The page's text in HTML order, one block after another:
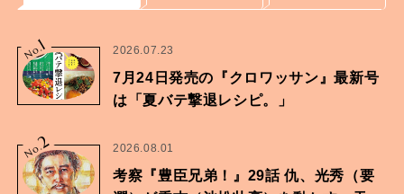
No.
1 2026.07.23
7月24日発売の『クロワッサン』最新号
は「夏バテ撃退レシピ。」
No.2 2026.08.01
考察『豊臣兄弟！』29話 仇、光秀（要